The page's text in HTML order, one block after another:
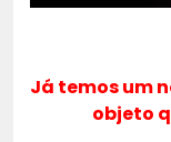
Já temos um
objeto